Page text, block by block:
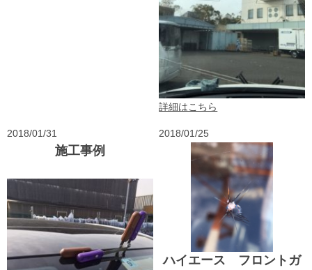
詳細はこちら
2018/01/31
施工事例
2018/01/25
ハイエース フロントガ